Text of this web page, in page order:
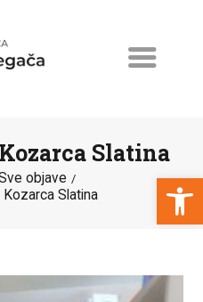
Open toolbar
Slatina
objave
Kozarca Slatina